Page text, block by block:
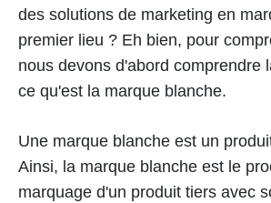
des solutions de marketing en
premier lieu ? Eh bien, pour
nous devons d'abord comprendre
ce qu'est la marque blanche.
Une marque blanche est un
Ainsi, la marque blanche est le
marquage d'un produit tiers avec